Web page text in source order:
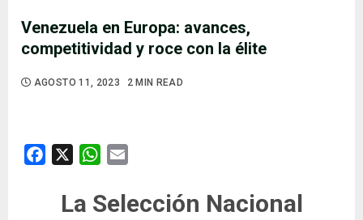
Venezuela en Europa: avances,
competitividad y roce con la élite
AGOSTO 11, 2023 2 MIN READ
Facebook WhatsApp
La Selección Nacional